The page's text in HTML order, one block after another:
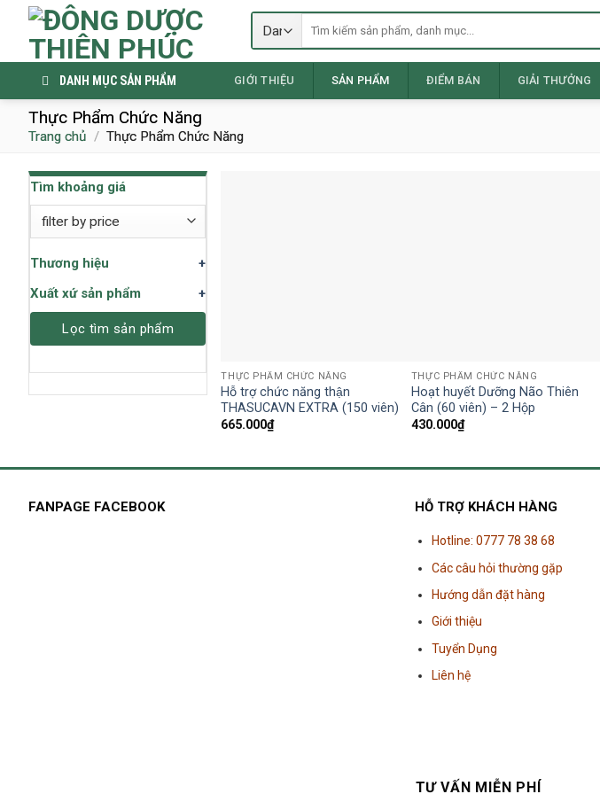
content
Tìm
DANH MỤC SẢN PHẨM GIỚI THIỆU SẢN PHẨM ĐIỂM BÁN GIẢI THƯỞNG
Thực Phẩm Chức Năng
Trang chủ / Thực Phẩm Chức Năng
Tìm khoảng giá
Thương hiệu
+
Xuất xứ sản phẩm
+
Lọc tìm sản phẩm
THỰC PHẨM CHỨC NĂNG
Hỗ trợ chức năng thận
THASUCAVN EXTRA (150 viên)
665.000₫
THỰC PHẨM CHỨC NĂNG
Hoạt huyết Dưỡng Não Thiên
Cân (60 viên) – 2 Hộp
430.000₫
FANPAGE FACEBOOK HỖ TRỢ KHÁCH HÀNG
Hotline: 0777 78 38 68
Các câu hỏi thường gặp
Hướng dẫn đặt hàng
Giới thiệu
Tuyển Dụng
Liên hệ
TƯ VẤN MIỄN PHÍ